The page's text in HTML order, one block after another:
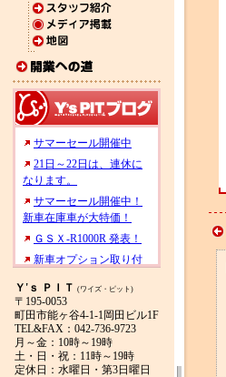
Ｙ'ｓ ＰＩＴ (ワイズ・ピット)
〒195-0053
町田市能ヶ谷4-1-1岡田ビル1F
TEL&FAX：042-736-9723
月～金：10時～19時
土・日・祝：11時～19時
定休日：水曜日・第3日曜日